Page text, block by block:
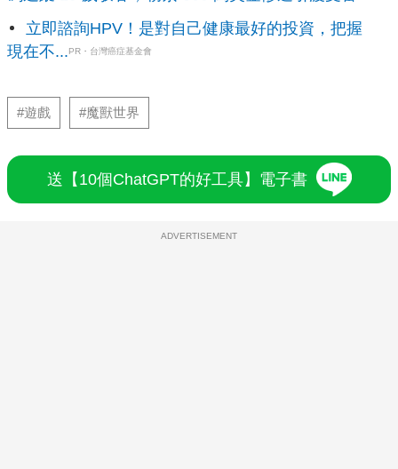
立即諮詢HPV！是對自己健康最好的投資，把握
現在不... PR・台灣癌症基金會
#遊戲 #魔獸世界
送【10個ChatGPT的好工具】電子書
ADVERTISEMENT